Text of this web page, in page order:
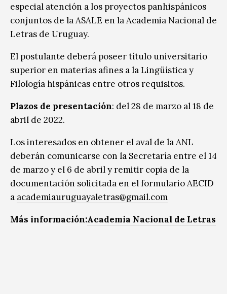
especial atención a los proyectos panhispánicos
conjuntos de la ASALE en la Academia Nacional de
Letras de Uruguay.
El postulante deberá poseer título universitario
superior en materias afines a la Lingüística y
Filología hispánicas entre otros requisitos.
Plazos de presentación: del 28 de marzo al 18 de
abril de 2022.
Los interesados en obtener el aval de la ANL
deberán comunicarse con la Secretaría entre el 14
de marzo y el 6 de abril y remitir copia de la
documentación solicitada en el formulario AECID
a academiauruguayaletras@gmail.com
Más información:Academia Nacional de Letras